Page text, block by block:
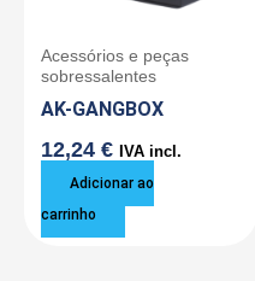
Acessórios e peças
sobressalentes
AK-GANGBOX
12,24 € IVA incl.
Adicionar ao
carrinho